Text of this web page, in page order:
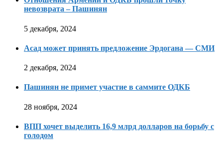
невозврата – Пашинян
5 декабря, 2024
Асад может принять предложение Эрдогана — СМИ
2 декабря, 2024
Пашинян не примет участие в саммите ОДКБ
28 ноября, 2024
ВПП хочет выделить 16,9 млрд долларов на борьбу с
голодом